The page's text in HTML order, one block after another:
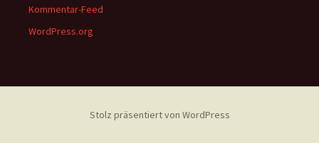
Kommentar-Feed
WordPress.org
Stolz präsentiert von WordPress